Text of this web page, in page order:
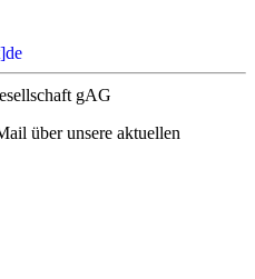
gAG
über unsere aktuellen